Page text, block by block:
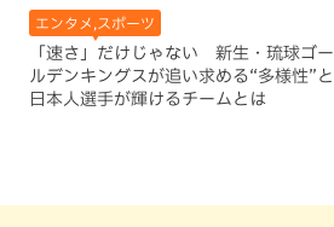
エンタメ,スポーツ
「速さ」だけじゃない 新生・琉球ゴー
ルデンキングスが追い求める“多様性”と
日本人選手が輝けるチームとは